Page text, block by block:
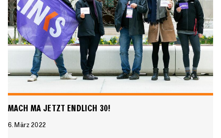
MACH MA JETZT ENDLICH 30!
6. März 2022